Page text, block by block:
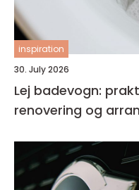
inspiration
30. July 2026
Lej badevogn:
renovering og